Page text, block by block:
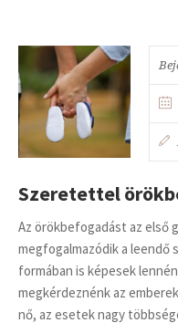
Szeretettel
Az örökbefogadást az első
megfogalmazódik a leendő
formában is képesek
megkérdeznénk az
nő, az esetek nagy